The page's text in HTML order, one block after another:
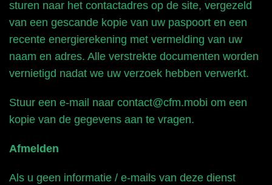
sturen naar het contactadres op de site, vergezeld
van een gescande kopie van uw paspoort en een
recente energierekening met vermelding van uw
naam en adres. Alle verstrekte documenten worden
vernietigd nadat we uw verzoek hebben verwerkt.
Stuur een e-mail naar contact@cfm.mobi om een
kopie van de gegevens aan te vragen.
Afmelden
Als u geen informatie / e-mails van deze dienst